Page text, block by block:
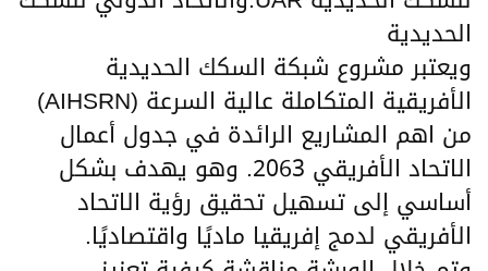
الحديدية
ويعتبر مشروع شبكة السكك الحديدية
الأفريقية المتكاملة عالية السرعة (AIHSRN)
من اهم المشاريع الرائدة في جدول أعمال
الاتحاد الأفريقي 2063. وهو يهدف بشكل
أساسي إلى تسهيل تحقيق رؤية الاتحاد
الأفريقي لدمج إفريقيا ماديًا واقتصاديًا.